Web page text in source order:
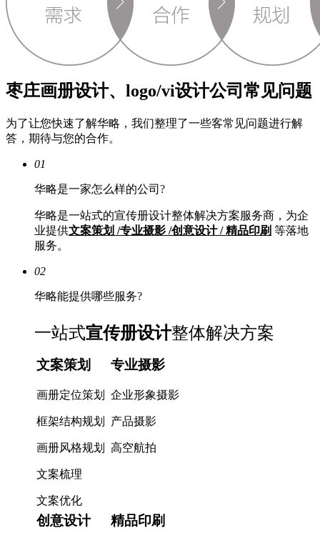
枣庄画册设计、logo/vi设计公司常见问题
为了让您快速了解华略，我们整理了一些客常见问题进行解
答，期待与您的合作。
01
华略是一家怎么样的公司?
华略是一站式的宣传册设计整体解决方案服务商，为企
业提供文案策划 /专业摄影 /创意设计 / 精品印刷 等落地
服务。
02
华略能提供哪些服务?
一站式宣传册设计整体解决方案
文案策划
画册定位策划
框架结构规划
画册风格规划
文案梳理
文案优化
专业摄影
企业形象摄影
产品摄影
高空航拍
创意设计 精品印刷